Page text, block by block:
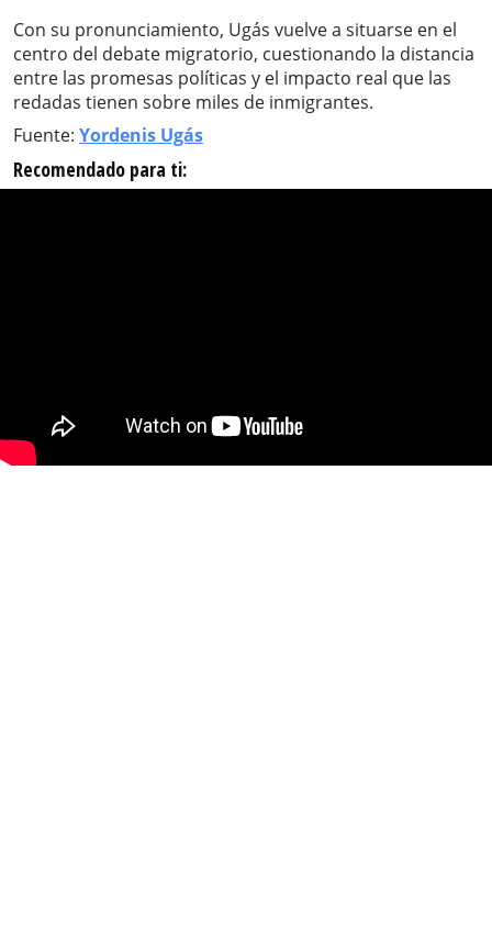
Con su pronunciamiento, Ugás vuelve a situarse en el
centro del debate migratorio, cuestionando la distancia
entre las promesas políticas y el impacto real que las
redadas tienen sobre miles de inmigrantes.
Fuente: Yordenis Ugás
Recomendado para ti: